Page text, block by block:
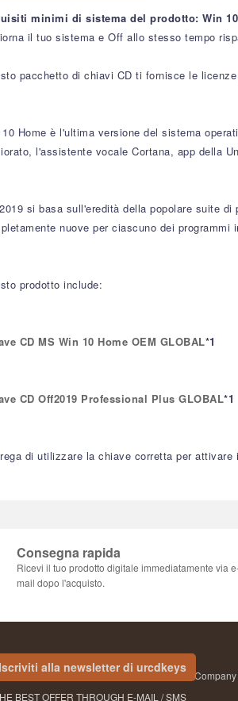
minimi di sistema del prodotto: Win
il tuo sistema e Off allo stesso tempo
pacchetto di chiavi CD ti fornisce le
Home è l'ultima versione del sistema
l'assistente vocale Cortana, app della
si basa sull'eredità della popolare suite
nuove per ciascuno dei
prodotto include:
CD MS Win 10 Home OEM GLOBAL*1
CD Off2019 Professional Plus GLOBAL*1
di utilizzare la chiave corretta per
Consegna rapida
Ricevi il tuo prodotto digitale immediatamente via
mail dopo l'acquisto.
Iscriviti alla newsletter di urcdkeys
BEST OFFER THROUGH E-MAIL / SMS